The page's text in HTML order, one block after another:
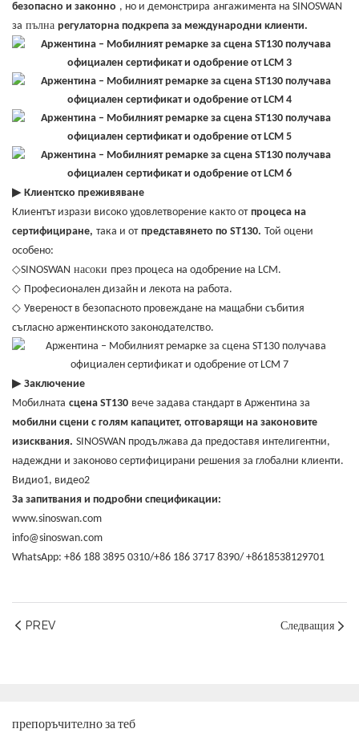
безопасно и законно , но и демонстрира ангажимента на SINOSWAN
за пълна регулаторна подкрепа за международни клиенти.
▶ Клиентско преживяване
Клиентът изрази високо удовлетворение както от процеса на
сертифициране, така и от представянето по ST130. Той оцени
особено:
◇SINOSWAN насоки през процеса на одобрение на LCM.
◇ Професионален дизайн и лекота на работа.
◇ Увереност в безопасното провеждане на мащабни събития
съгласно аржентинското законодателство.
▶ Заключение
Мобилната сцена ST130 вече задава стандарт в Аржентина за
мобилни сцени с голям капацитет, отговарящи на законовите
изисквания. SINOSWAN продължава да предоставя интелигентни,
надеждни и законово сертифицирани решения за глобални клиенти.
Видио1, видео2
За запитвания и подробни спецификации:
www.sinoswan.com
info@sinoswan.com
WhatsApp: +86 188 3895 0310/+86 186 3717 8390/ +8618538129701
PREV Следващия
препоръчително за теб